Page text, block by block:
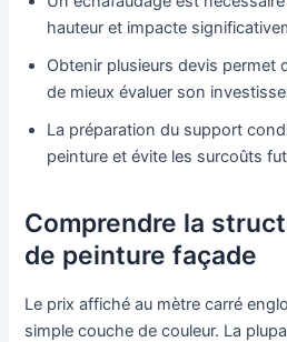
hauteur et impacte
Obtenir plusieurs devis permet
de mieux évaluer son
La préparation du support
peinture et évite les surcoûts
Comprendre la
de peinture façade
Le prix affiché au mètre carré
simple couche de couleur. La